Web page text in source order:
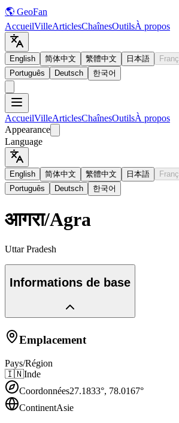
🌎 GeoFan
AccueilVilleArticlesChaînesOutilsÀ propos
English 简体中文 繁體中文 日本語
Português
Deutsch 한국어
AccueilVilleArticlesChaînesOutilsÀ propos
Appearance
Language
English 简体中文 繁體中文 日本語
Português
Deutsch 한국어
आगरा/Agra
Uttar Pradesh
Informations de base
Emplacement
Pays/Région
🇮🇳Inde
Coordonnées27.1833°, 78.0167°
ContinentAsie